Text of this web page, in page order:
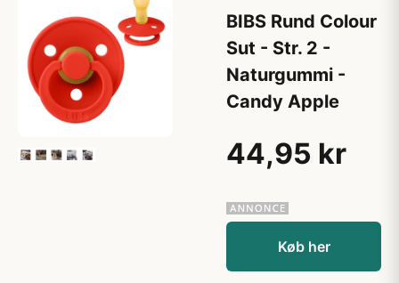
BIBS Rund Colour
Sut - Str. 2 -
Naturgummi -
Candy Apple
44,95 kr
Køb her